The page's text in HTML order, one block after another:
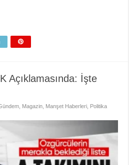
Açıklamasında: İşte
Magazin Manşet Haberleri Politika